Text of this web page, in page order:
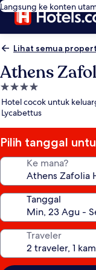
Langsung ke konten
Lihat semua
Athens
Properti
bintang
4.0
Hotel cocok untuk
Lycabettus
Pilih tanggal
Ke mana?
Tanggal
Traveler